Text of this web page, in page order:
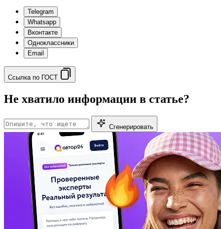
Telegram
Whatsapp
Вконтакте
Одноклассники
Email
Ссылка по ГОСТ
Не хватило информации в статье?
Сгенерировать